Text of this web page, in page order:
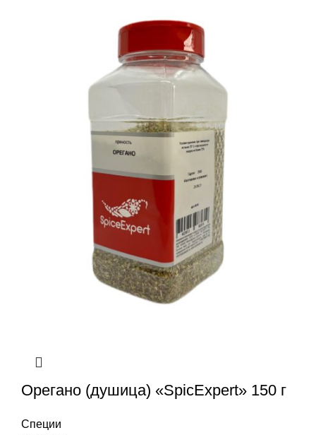
Орегано (душица) «SpicExpert» 150 г
Специи